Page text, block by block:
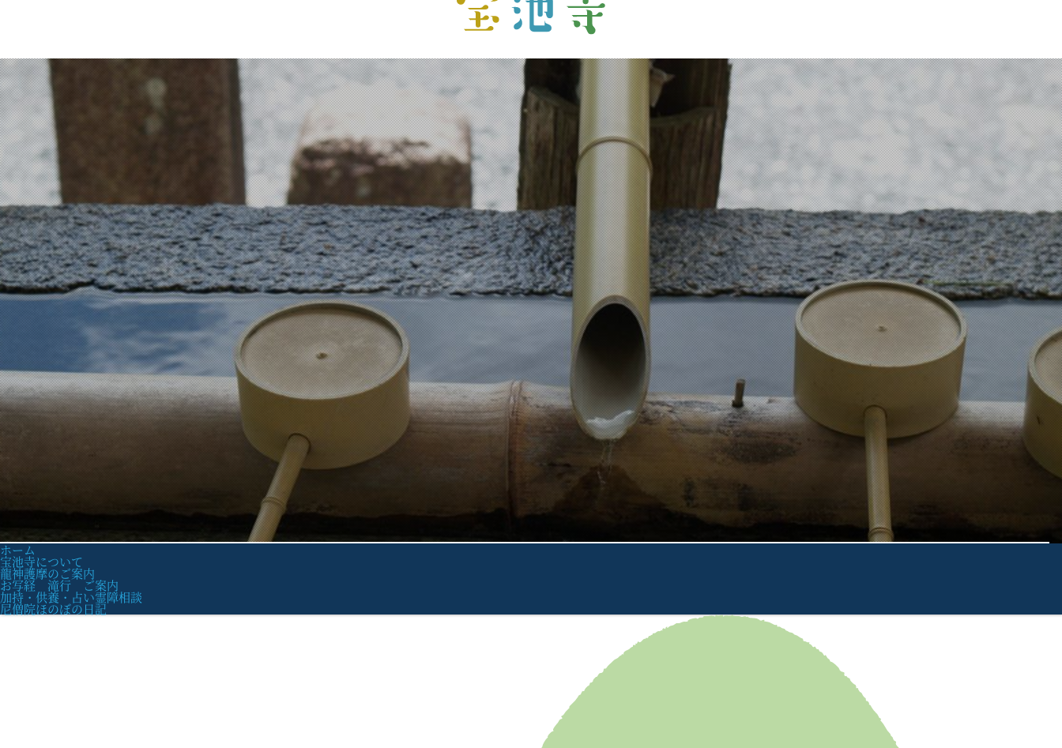
ホーム
宝池寺について
龍神護摩のご案内
お写経 滝行 ご案内
加持・供養・占い霊障相談
尼僧院ほのぼの日記